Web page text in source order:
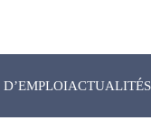
D’EMPLOIACTUALITÉS